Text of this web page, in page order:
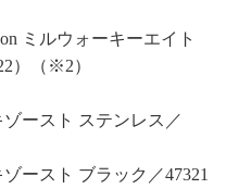
ミルウォーキーエイト
）（※2）
ースト ステンレス／
ースト ブラック／47321